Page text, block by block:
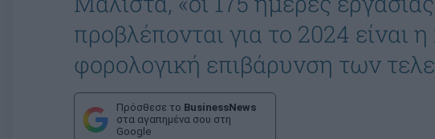
προβλέπονται για το 2024 είναι
φορολογική επιβάρυνση των
Πρόσθεσε το BusinessNews
στα αγαπημένα σου στη
Google